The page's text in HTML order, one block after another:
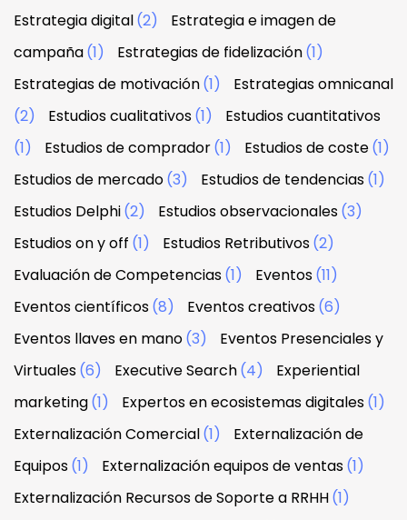
Estrategia digital(2)
Estrategia e imagen de
campaña(1) Estrategias de fidelización(1)
Estrategias de motivación(1)
Estrategias omnicanal
(2)
Estudios cualitativos(1)
Estudios cuantitativos
(1)
Estudios de comprador(1) Estudios de coste(1)
Estudios de mercado(3) Estudios de tendencias(1)
Estudios Delphi(2) Estudios observacionales(3)
Estudios on y off (1) Estudios Retributivos(2)
Evaluación de Competencias(1) Eventos(11)
Eventos científicos(8) Eventos creativos(6)
Eventos llaves en mano(3)
Eventos Presenciales y
Virtuales(6) Executive Search(4)
Experiential
marketing(1) Expertos en ecosistemas digitales(1)
Externalización Comercial(1)
Externalización de
Equipos(1) Externalización equipos de ventas(1)
Externalización Recursos de Soporte a RRHH(1)